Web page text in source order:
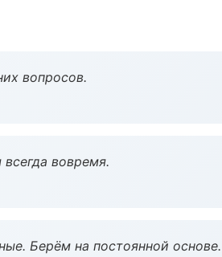
вопросов.
вовремя.
Берём на постоянной основе.